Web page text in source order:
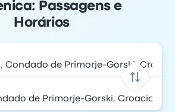
Passagens e
Horários